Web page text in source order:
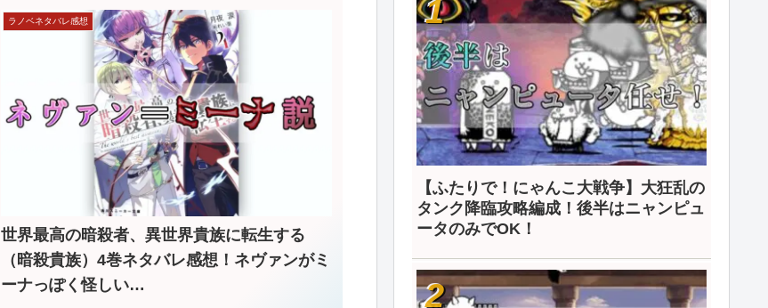
ラノベネタバレ感想
世界最高の暗殺者、異世界貴族に転生する
（暗殺貴族）4巻ネタバレ感想！ネヴァンがミ
ーナっぽく怪しい…
【ふたりで！にゃんこ大戦争】大狂乱の
タンク降臨攻略編成！後半はニャンピュ
ータのみでOK！